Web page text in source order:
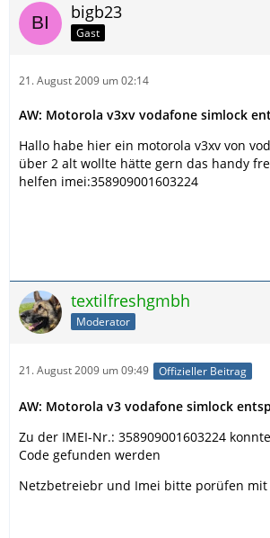
bigb23
Gast
21. August 2009 um 02:14
AW: Motorola v3xv vodafone simlock
Hallo habe hier ein motorola v3xv von
über 2 alt wollte hätte gern das handy
helfen imei:358909001603224
textilfreshgmbh
Moderator
21. August 2009 um 09:49 Offizieller Beitrag
AW: Motorola v3 vodafone simlock
Zu der IMEI-Nr.: 358909001603224
Code gefunden werden
Netzbetreiebr und Imei bitte porüfen